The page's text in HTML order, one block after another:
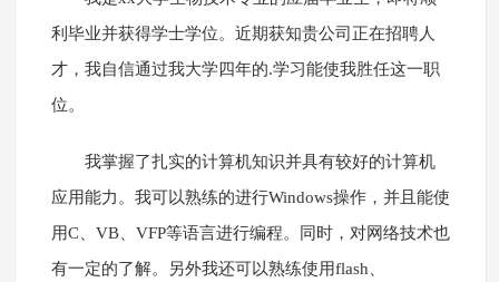
利毕业并获得学士学位。近期获知贵公司正在招聘人
才，我自信通过我大学四年的.学习能使我胜任这一职
位。
我掌握了扎实的计算机知识并具有较好的计算机
应用能力。我可以熟练的进行Windows操作，并且能使
用C、VB、VFP等语言进行编程。同时，对网络技术也
有一定的了解。另外我还可以熟练使用flash、